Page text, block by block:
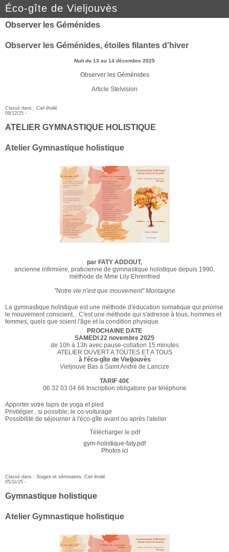
Éco-gîte de Vieljouvès
Observer les Géménides
Observer les Géménides, étoiles filantes d'hiver
Nuit du 13 au 14 décembre 2025
Observer les Géménides
Article Stelvision
Classé dans : Ciel étoilé
09/12/25 -
ATELIER GYMNASTIQUE HOLISTIQUE
Atelier Gymnastique holistique
par FATY ADDOUT,
ancienne infirmière, praticienne de gymnastique holistique depuis 1990,
méthode de Mme Lily Ehrenfried
"Notre vie n'est que mouvement" Montaigne
La gymnastique holistique est une méthode d'éducation somatique qui priorise
le mouvement conscient... C'est une méthode qui s'adresse à tous, hommes et
femmes, quels que soient l'âge et la condition physique.
PROCHAINE DATE
SAMEDI 22 novembre 2025
de 10h à 13h avec pause-collation 15 minutes
ATELIER OUVERT A TOUTES ET A TOUS
à l'éco-gîte de Vieljouvès
Vieljouve Bas à Saint André de Lancize
TARIF 40€
06 32 03 04 66 Inscription obligatoire par téléphone
Apporter votre tapis de yoga et pled
Privilégier , si possible, le co-voiturage
Possibilité de séjourner à l'éco-gîte avant ou après l'atelier
Télécharger le pdf
gym-holistique-faty.pdf
Photos ici
Classé dans : Stages et séminaires, Ciel étoilé
05/11/25 -
Gymnastique holistique
Atelier Gymnastique holistique